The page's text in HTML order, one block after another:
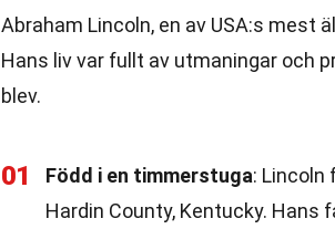
Abraham Lincoln, en av USA:s mest
Hans liv var fullt av utmaningar och
blev.
01 Född i en timmerstuga: Lincoln
Hardin County, Kentucky. Hans